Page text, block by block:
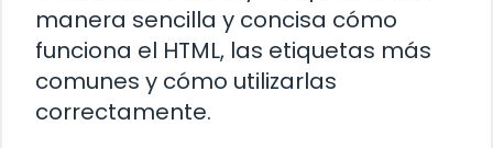
manera sencilla y concisa cómo
funciona el HTML, las etiquetas más
comunes y cómo utilizarlas
correctamente.